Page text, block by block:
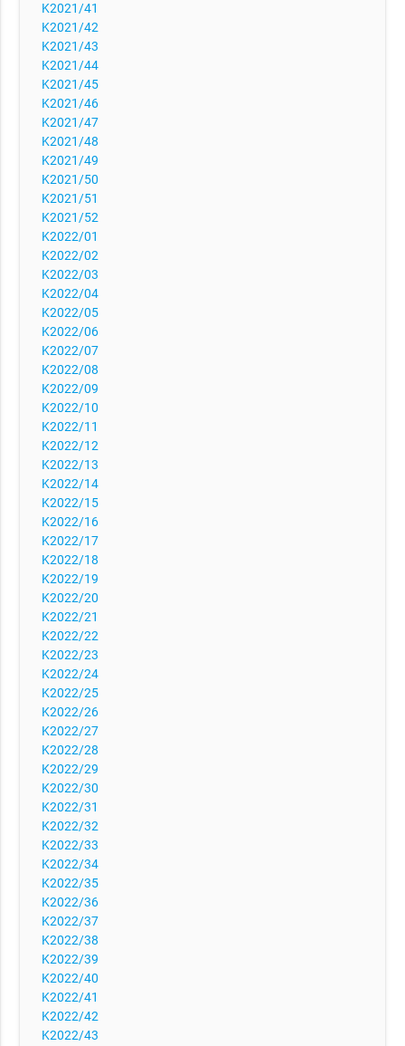
K2021/41
K2021/42
K2021/43
K2021/44
K2021/45
K2021/46
K2021/47
K2021/48
K2021/49
K2021/50
K2021/51
K2021/52
K2022/01
K2022/02
K2022/03
K2022/04
K2022/05
K2022/06
K2022/07
K2022/08
K2022/09
K2022/10
K2022/11
K2022/12
K2022/13
K2022/14
K2022/15
K2022/16
K2022/17
K2022/18
K2022/19
K2022/20
K2022/21
K2022/22
K2022/23
K2022/24
K2022/25
K2022/26
K2022/27
K2022/28
K2022/29
K2022/30
K2022/31
K2022/32
K2022/33
K2022/34
K2022/35
K2022/36
K2022/37
K2022/38
K2022/39
K2022/40
K2022/41
K2022/42
K2022/43